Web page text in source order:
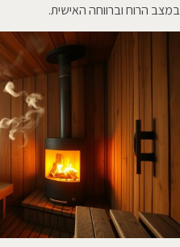
במצב הרוח וברווחה האישית.